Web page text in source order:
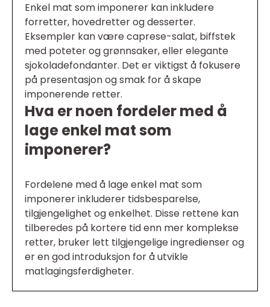
Enkel mat som imponerer kan inkludere
forretter, hovedretter og desserter.
Eksempler kan være caprese-salat, biffstek
med poteter og grønnsaker, eller elegante
sjokoladefondanter. Det er viktigst å fokusere
på presentasjon og smak for å skape
imponerende retter.
Hva er noen fordeler med å
lage enkel mat som
imponerer?
Fordelene med å lage enkel mat som
imponerer inkluderer tidsbesparelse,
tilgjengelighet og enkelhet. Disse rettene kan
tilberedes på kortere tid enn mer komplekse
retter, bruker lett tilgjengelige ingredienser og
er en god introduksjon for å utvikle
matlagingsferdigheter.